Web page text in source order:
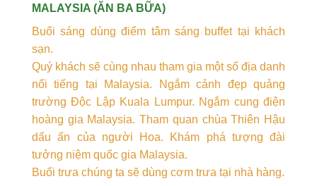
MALAYSIA (ĂN BA BỮA)
Buổi sáng dùng điểm tâm sáng buffet tại khách
sạn.
Quý khách sẽ cùng nhau tham gia một số địa danh
nổi tiếng tại Malaysia. Ngắm cảnh đẹp quảng
trường Độc Lập Kuala Lumpur. Ngắm cung điện
hoàng gia Malaysia. Tham quan chùa Thiên Hậu
dấu ấn của người Hoa. Khám phá tượng đài
tưởng niệm quốc gia Malaysia.
Buổi trưa chúng ta sẽ dùng cơm trưa tại nhà hàng.